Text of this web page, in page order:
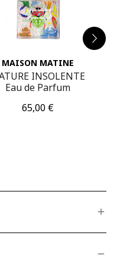
MAISON MATINE
INSOLENTE
Eau de Parfum
Τιμή
65,00 €